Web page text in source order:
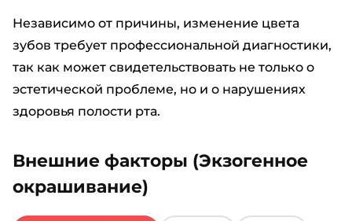
Независимо от причины, изменение цвета
зубов требует профессиональной диагностики,
так как может свидетельствовать не только о
эстетической проблеме, но и о нарушениях
здоровья полости рта.
Внешние факторы (Экзогенное
окрашивание)